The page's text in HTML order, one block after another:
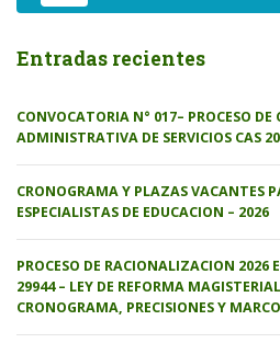
Entradas recientes
CONVOCATORIA N° 017– PROCESO
ADMINISTRATIVA DE SERVICIOS CAS
CRONOGRAMA Y PLAZAS VACANTES
ESPECIALISTAS DE EDUCACION – 2026
PROCESO DE RACIONALIZACION 2026
29944 – LEY DE REFORMA
CRONOGRAMA, PRECISIONES Y